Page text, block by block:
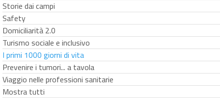
Storie dai campi
Safety
Domiciliarità 2.0
Turismo sociale e inclusivo
I primi 1000 giorni di vita
Prevenire i tumori... a tavola
Viaggio nelle professioni sanitarie
Mostra tutti